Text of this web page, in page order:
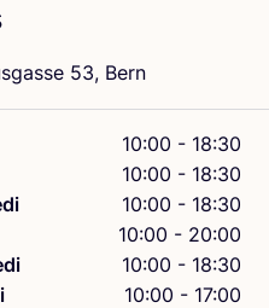
53, Bern
10:00 - 18:30
10:00 - 18:30
10:00 - 18:30
10:00 - 20:00
10:00 - 18:30
10:00 - 17:00